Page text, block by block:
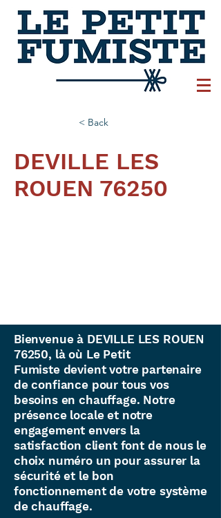
< Back
DEVILLE LES
ROUEN 76250
Bienvenue à DEVILLE LES ROUEN
76250, là où Le Petit
Fumiste devient votre partenaire
de confiance pour tous vos
besoins en chauffage. Notre
présence locale et notre
engagement envers la
satisfaction client font de nous le
choix numéro un pour assurer la
sécurité et le bon
fonctionnement de votre système
de chauffage.